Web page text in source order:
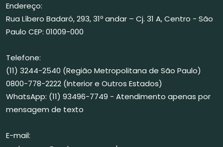
Endereço:
Rua Líbero Badaró, 293, 31º andar – Cj. 31 A, Centro - São
Paulo CEP: 01009-000
Telefone:
(11) 3244-2540 (Região Metropolitana de São Paulo)
0800-778-2222 (Interior e Outros Estados)
WhatsApp: (11) 93496-7749 - Atendimento apenas por
mensagem de texto
E-mail: